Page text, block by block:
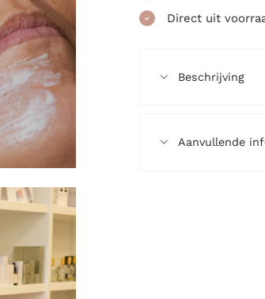
Direct uit
Beschrijving
Aanvullende